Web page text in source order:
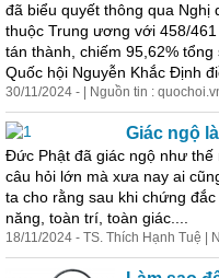
đã biểu quyết thông qua Nghị
thuộc Trung ương với 458/
tán thành, chiếm 95,62%
Quốc hội Nguyễn Khắc Định
30/11/2024 - | Nguồn tin :
Giác ngộ
Đức Phật đã giác ngộ như
câu hỏi lớn mà xưa nay ai
ta cho rằng sau khi chứng
năng, toàn trí, toàn giác....
18/11/2024 - TS. Thích Hạnh Tuệ |